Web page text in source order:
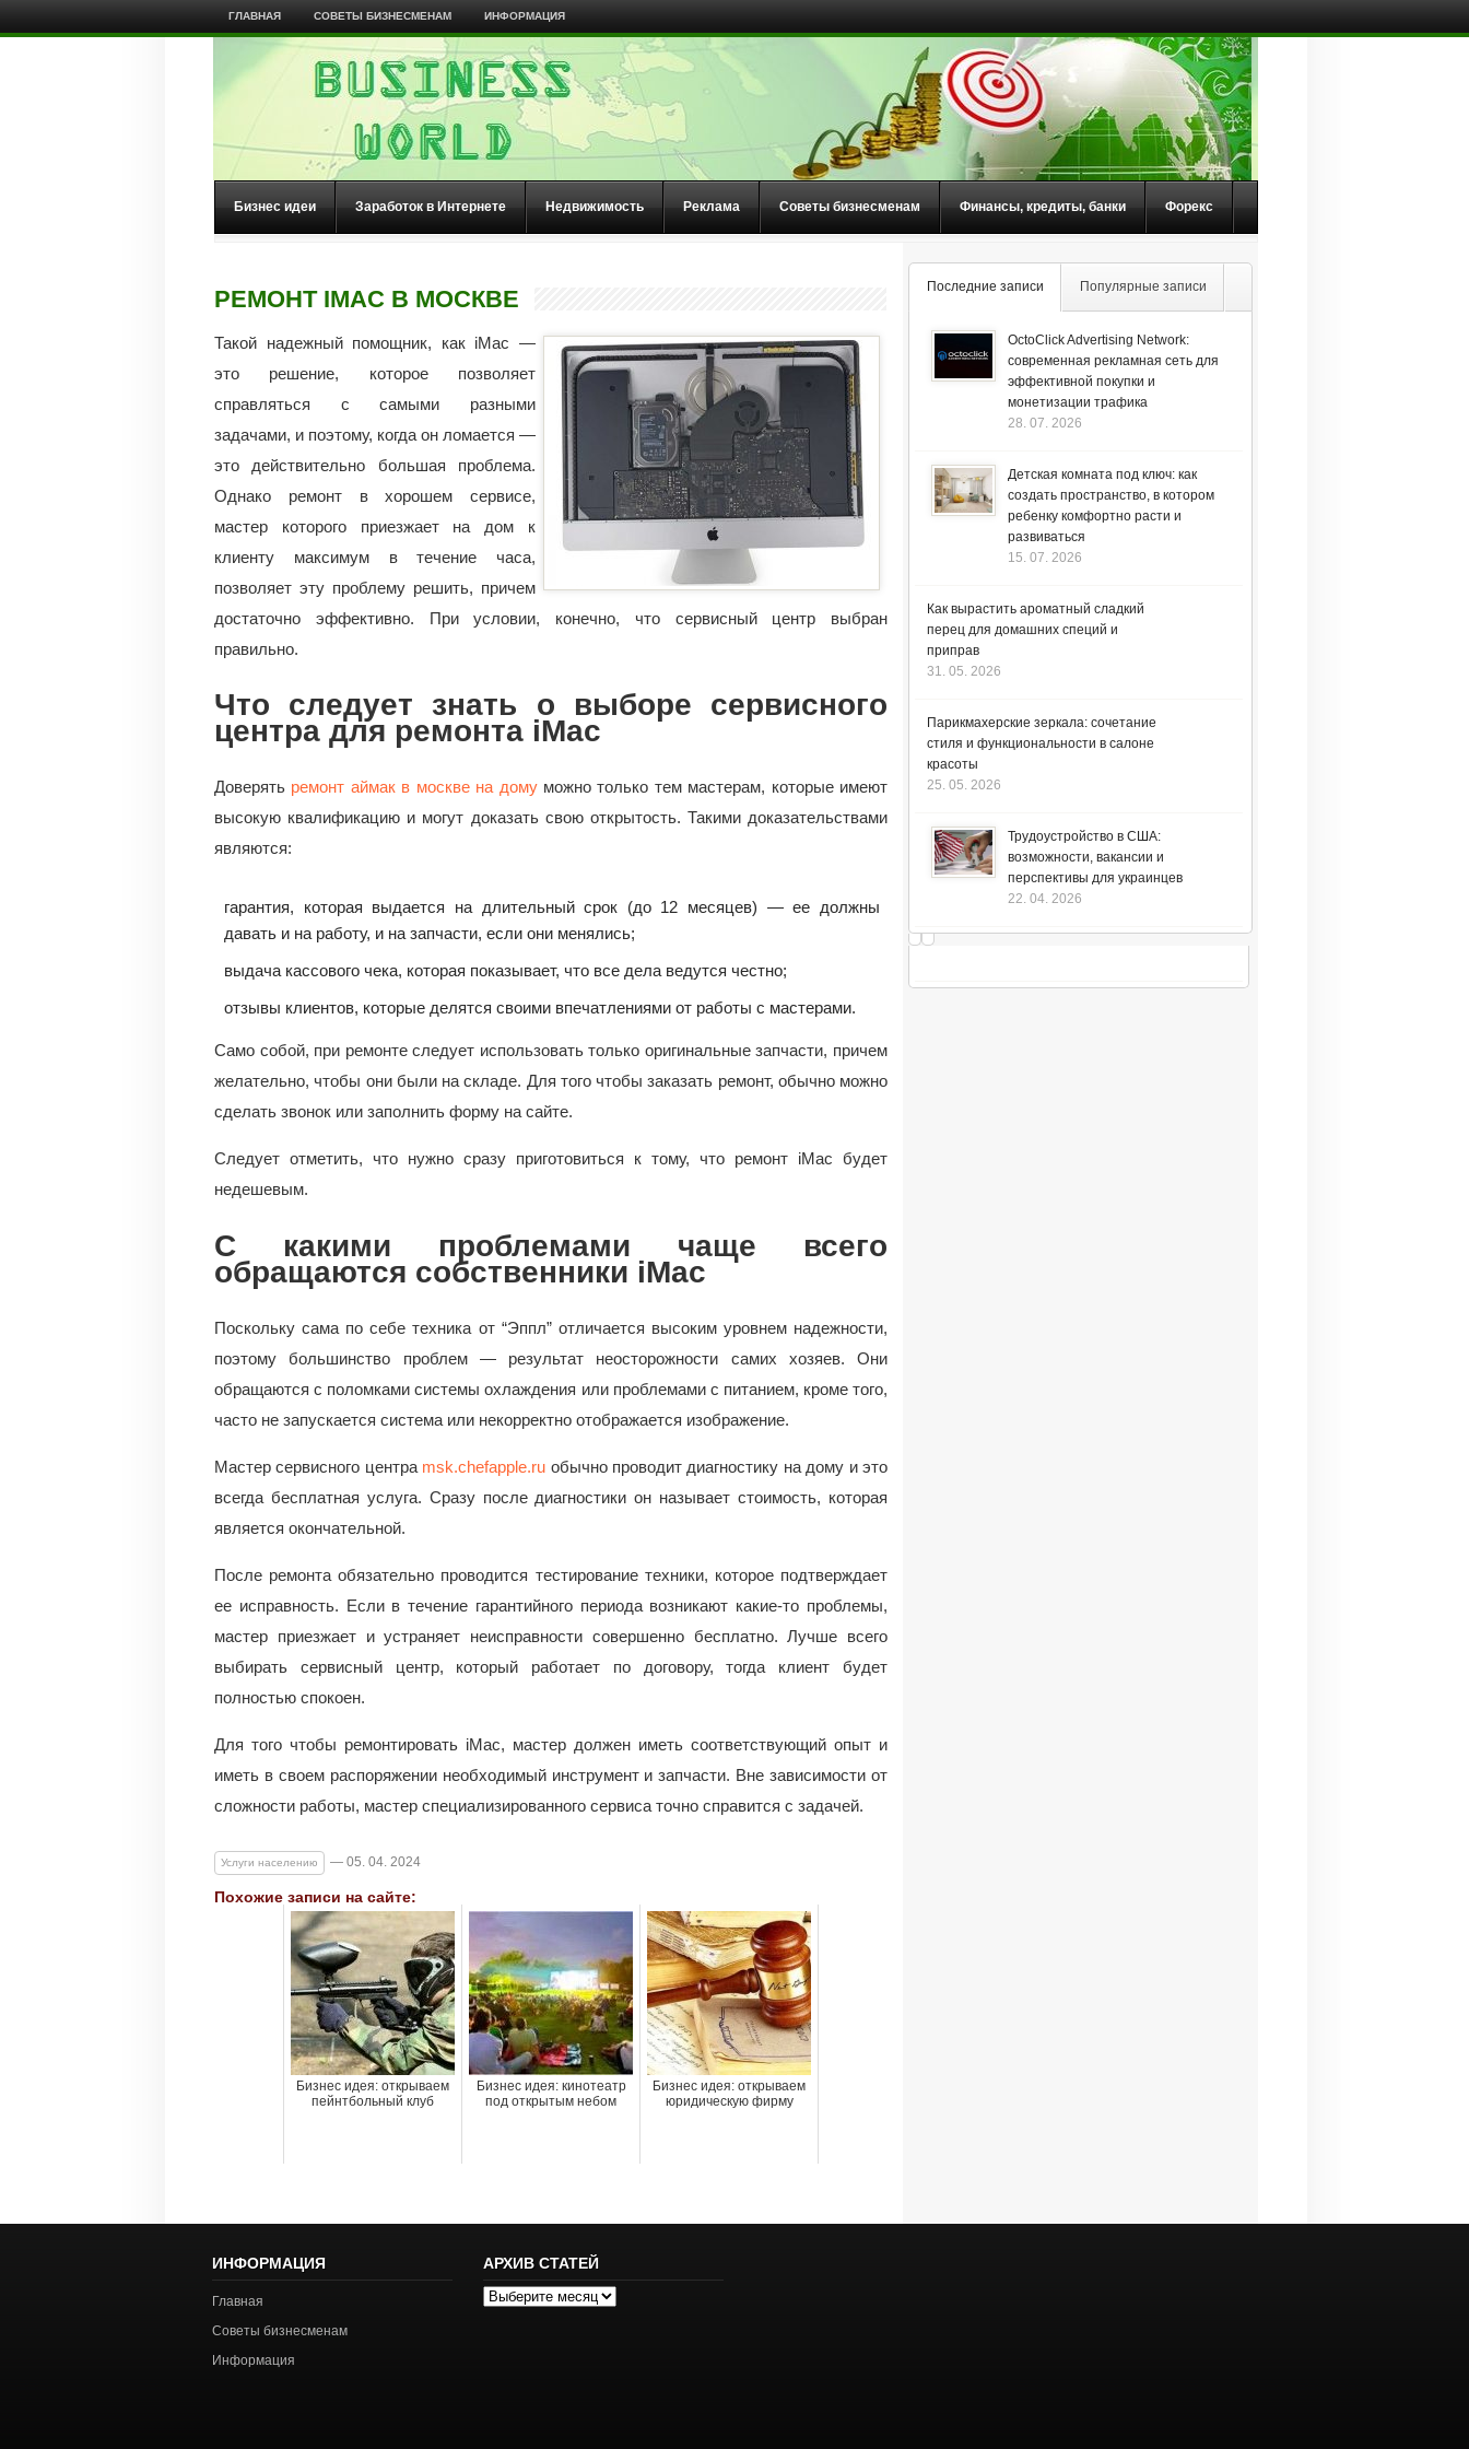
ГЛАВНАЯ СОВЕТЫ БИЗНЕСМЕНАМ ИНФОРМАЦИЯ
Бизнес идеи Заработок в Интернете Недвижимость Реклама Советы бизнесменам Финансы, кредиты, банки Форекс
РЕМОНТ IMAC В МОСКВЕ
Такой надежный помощник, как iMac —
это решение, которое позволяет
справляться с самыми разными
задачами, и поэтому, когда он ломается —
это действительно большая проблема.
Однако ремонт в хорошем сервисе,
мастер которого приезжает на дом к
клиенту максимум в течение часа,
позволяет эту проблему решить, причем
достаточно эффективно. При условии, конечно, что сервисный центр выбран
правильно.
Что следует знать о выборе сервисного
центра для ремонта iMac
Доверять ремонт аймак в москве на домуможно только тем мастерам, которые имеют
высокую квалификацию и могут доказать свою открытость. Такими доказательствами
являются:
гарантия, которая выдается на длительный срок (до 12 месяцев) — ее должны
давать и на работу, и на запчасти, если они менялись;
выдача кассового чека, которая показывает, что все дела ведутся честно;
отзывы клиентов, которые делятся своими впечатлениями от работы с мастерами.
Само собой, при ремонте следует использовать только оригинальные запчасти, причем
желательно, чтобы они были на складе. Для того чтобы заказать ремонт, обычно можно
сделать звонок или заполнить форму на сайте.
Следует отметить, что нужно сразу приготовиться к тому, что ремонт iMac будет
недешевым.
С какими проблемами чаще всего
обращаются собственники iMac
Поскольку сама по себе техника от “Эппл” отличается высоким уровнем надежности,
поэтому большинство проблем — результат неосторожности самих хозяев. Они
обращаются с поломками системы охлаждения или проблемами с питанием, кроме того,
часто не запускается система или некорректно отображается изображение.
Мастер сервисного центра msk.chefapple.ru обычно проводит диагностику на дому и это
всегда бесплатная услуга. Сразу после диагностики он называет стоимость, которая
является окончательной.
После ремонта обязательно проводится тестирование техники, которое подтверждает
ее исправность. Если в течение гарантийного периода возникают какие-то проблемы,
мастер приезжает и устраняет неисправности совершенно бесплатно. Лучше всего
выбирать сервисный центр, который работает по договору, тогда клиент будет
полностью спокоен.
Для того чтобы ремонтировать iMac, мастер должен иметь соответствующий опыт и
иметь в своем распоряжении необходимый инструмент и запчасти. Вне зависимости от
сложности работы, мастер специализированного сервиса точно справится с задачей.
Услуги населению — 05. 04. 2024
Похожие записи на сайте:
Бизнес идея: открываем
пейнтбольный клуб
Бизнес идея: кинотеатр
под открытым небом
Бизнес идея: открываем
юридическую фирму
Последние записи Популярные записи
OctoClick Advertising Network:
современная рекламная сеть для
эффективной покупки и
монетизации трафика
28. 07. 2026
Детская комната под ключ: как
создать пространство, в котором
ребенку комфортно расти и
развиваться
15. 07. 2026
Как вырастить ароматный сладкий
перец для домашних специй и
приправ
31. 05. 2026
Парикмахерские зеркала: сочетание
стиля и функциональности в салоне
красоты
25. 05. 2026
Трудоустройство в США:
возможности, вакансии и
перспективы для украинцев
22. 04. 2026
ИНФОРМАЦИЯ
Главная
Советы бизнесменам
Информация
АРХИВ СТАТЕЙ
Архив